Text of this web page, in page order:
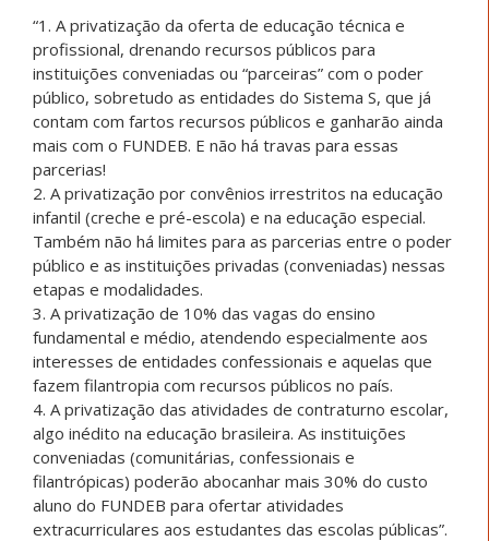
“1. A privatização da oferta de educação técnica e
profissional, drenando recursos públicos para
instituições conveniadas ou “parceiras” com o poder
público, sobretudo as entidades do Sistema S, que já
contam com fartos recursos públicos e ganharão ainda
mais com o FUNDEB. E não há travas para essas
parcerias!
2. A privatização por convênios irrestritos na educação
infantil (creche e pré-escola) e na educação especial.
Também não há limites para as parcerias entre o poder
público e as instituições privadas (conveniadas) nessas
etapas e modalidades.
3. A privatização de 10% das vagas do ensino
fundamental e médio, atendendo especialmente aos
interesses de entidades confessionais e aquelas que
fazem filantropia com recursos públicos no país.
4. A privatização das atividades de contraturno escolar,
algo inédito na educação brasileira. As instituições
conveniadas (comunitárias, confessionais e
filantrópicas) poderão abocanhar mais 30% do custo
aluno do FUNDEB para ofertar atividades
extracurriculares aos estudantes das escolas públicas”.